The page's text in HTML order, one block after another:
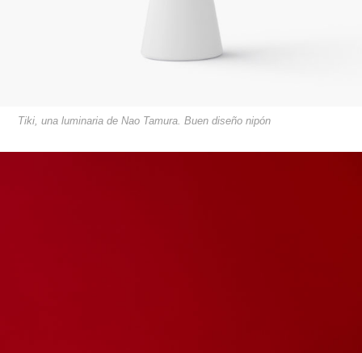
Tiki, una luminaria de Nao Tamura. Buen diseño nipón